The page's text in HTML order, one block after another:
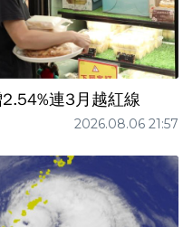
連3月越紅線
2026.08.06 21:57